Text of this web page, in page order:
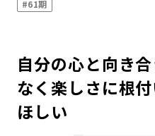
#61期
自分の心と向き
なく楽しさに根
ほしい